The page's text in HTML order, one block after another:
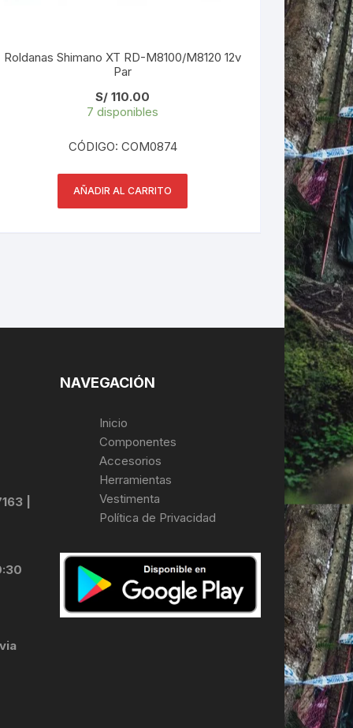
Roldanas Shimano XT RD-M8100/M8120 12v
Par
S/ 110.00
7 disponibles
CÓDIGO: COM0874
AÑADIR AL CARRITO
|
NAVEGACIÓN
Inicio
Componentes
Accesorios
Herramientas
Vestimenta
Política de Privacidad